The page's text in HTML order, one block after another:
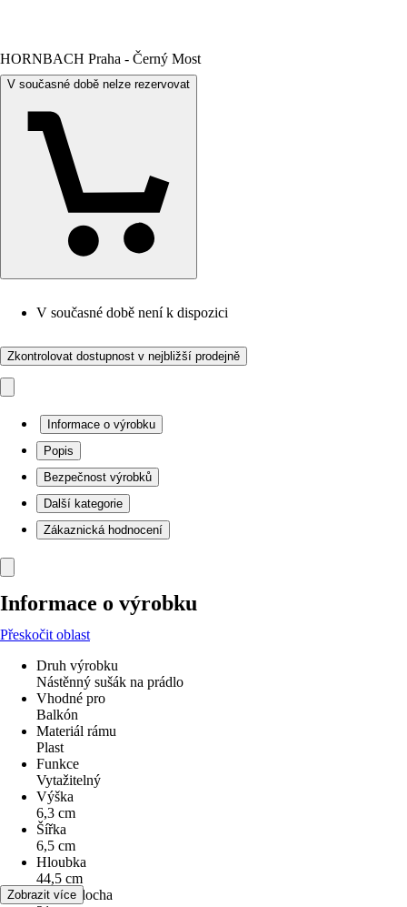
HORNBACH Praha - Černý Most
V současné době nelze rezervovat
V současné době není k dispozici
Zkontrolovat dostupnost v nejbližší prodejně
Informace o výrobku
Popis
Bezpečnost výrobků
Další kategorie
Zákaznická hodnocení
Informace o výrobku
Přeskočit oblast
Druh výrobku
Nástěnný sušák na prádlo
Vhodné pro
Balkón
Materiál rámu
Plast
Funkce
Vytažitelný
Výška
6,3 cm
Šířka
6,5 cm
Hloubka
44,5 cm
Sušicí plocha
Zobrazit více